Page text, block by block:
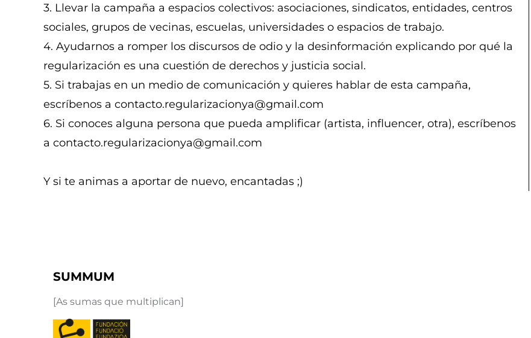
3. Llevar la campaña a espacios colectivos: asociaciones, sindicatos, entidades, centros
sociales, grupos de vecinas, escuelas, universidades o espacios de trabajo.
4. Ayudarnos a romper los discursos de odio y la desinformación explicando por qué la
regularización es una cuestión de derechos y justicia social.
5. Si trabajas en un medio de comunicación y quieres hablar de esta campaña,
escríbenos a contacto.regularizacionya@gmail.com
6. Si conoces alguna persona que pueda amplificar (artista, influencer, otra), escríbenos
a contacto.regularizacionya@gmail.com
Y si te animas a aportar de nuevo, encantadas ;)
SUMMUM
[As sumas que multiplican]